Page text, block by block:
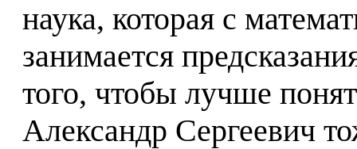
наука, которая с
занимается
того, чтобы лучше
Александр Сергеевич